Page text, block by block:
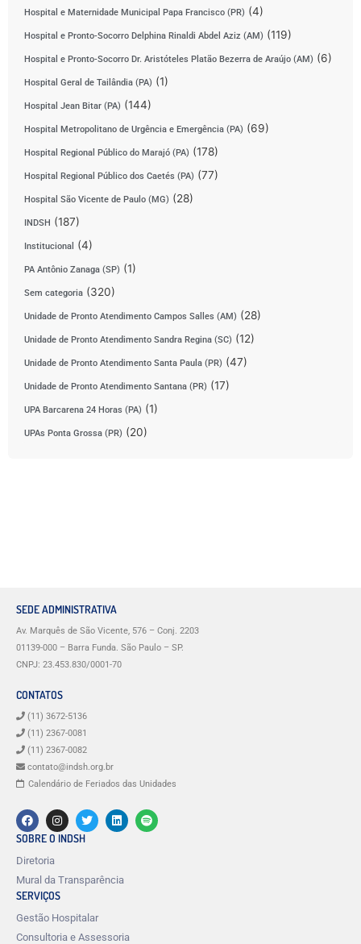
Hospital e Maternidade Municipal Papa Francisco (PR) (4)
Hospital e Pronto-Socorro Delphina Rinaldi Abdel Aziz (AM) (119)
Hospital e Pronto-Socorro Dr. Aristóteles Platão Bezerra de Araújo (AM) (6)
Hospital Geral de Tailândia (PA) (1)
Hospital Jean Bitar (PA) (144)
Hospital Metropolitano de Urgência e Emergência (PA) (69)
Hospital Regional Público do Marajó (PA) (178)
Hospital Regional Público dos Caetés (PA) (77)
Hospital São Vicente de Paulo (MG) (28)
INDSH (187)
Institucional (4)
PA Antônio Zanaga (SP) (1)
Sem categoria (320)
Unidade de Pronto Atendimento Campos Salles (AM) (28)
Unidade de Pronto Atendimento Sandra Regina (SC) (12)
Unidade de Pronto Atendimento Santa Paula (PR) (47)
Unidade de Pronto Atendimento Santana (PR) (17)
UPA Barcarena 24 Horas (PA) (1)
UPAs Ponta Grossa (PR) (20)
SEDE ADMINISTRATIVA
Av. Marquês de São Vicente, 576 – Conj. 2203
01139-000 – Barra Funda. São Paulo – SP.
CNPJ: 23.453.830/0001-70
CONTATOS
(11) 3672-5136
(11) 2367-0081
(11) 2367-0082
contato@indsh.org.br
Calendário de Feriados das Unidades
SOBRE O INDSH
Diretoria
Mural da Transparência
SERVIÇOS
Gestão Hospitalar
Consultoria e Assessoria